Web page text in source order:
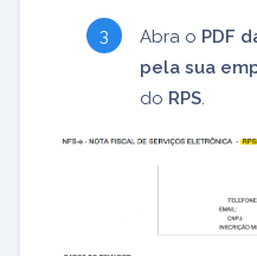
Abra o PDF
pela sua
do RPS